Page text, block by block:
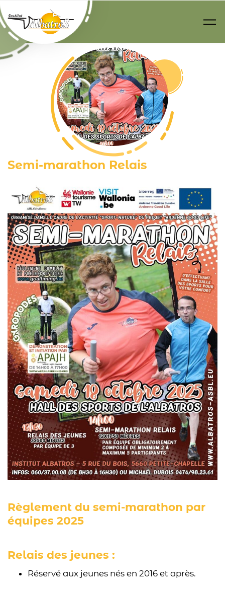
Passer au contenu principal
Semi-marathon Relais
Règlement du semi-marathon par
équipes 2025
Relais des jeunes :
Réservé aux jeunes nés en 2016 et après.